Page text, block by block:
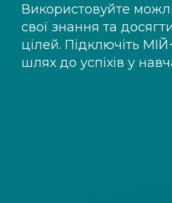
Використовуйте
свої знання та
цілей. Підключіть
шлях до успіхів у